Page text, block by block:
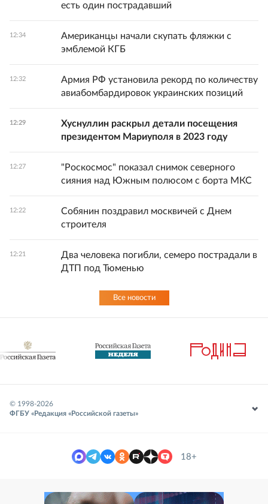
есть один пострадавший
12:34
Американцы начали скупать фляжки с
эмблемой КГБ
12:32
Армия РФ установила рекорд по количеству
авиабомбардировок украинских позиций
12:29
Хуснуллин раскрыл детали посещения
президентом Мариуполя в 2023 году
12:27
"Роскосмос" показал снимок северного
сияния над Южным полюсом с борта МКС
12:22
Собянин поздравил москвичей с Днем
строителя
12:21
Два человека погибли, семеро пострадали в
ДТП под Тюменью
Все новости
© 1998-2026
ФГБУ «Редакция «Российской газеты»
18+